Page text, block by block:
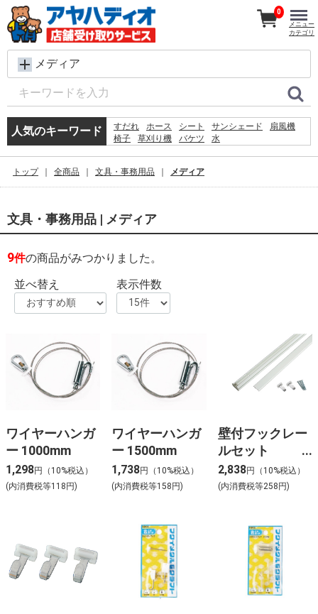
メディア
人気のキーワード すだれ ホース シート サンシェード
扇風機
椅子
草刈り機 バケツ
水
カーテン
プール 物干し
0
メニュー
カテゴリ
トップ 全商品 文具・事務用品 メディア
文具・事務用品 | メディア
9件の商品がみつかりました。
並べ替え
表示件数
ワイヤーハンガ
ー 1000mm
1,298円（10%税込）
(内消費税等118円)
ワイヤーハンガ
ー 1500mm
1,738円（10%税込）
(内消費税等158円)
壁付フックレー
ルセット
1000mm ホワイ
ト 角型
2,838円（10%税込）
(内消費税等258円)